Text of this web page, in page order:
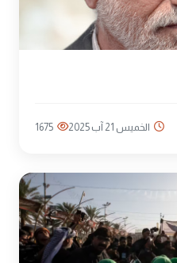
الخميس 21 آب 2025 1675